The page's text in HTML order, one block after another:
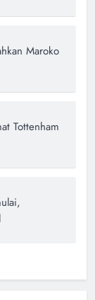
Maroko
Tottenham